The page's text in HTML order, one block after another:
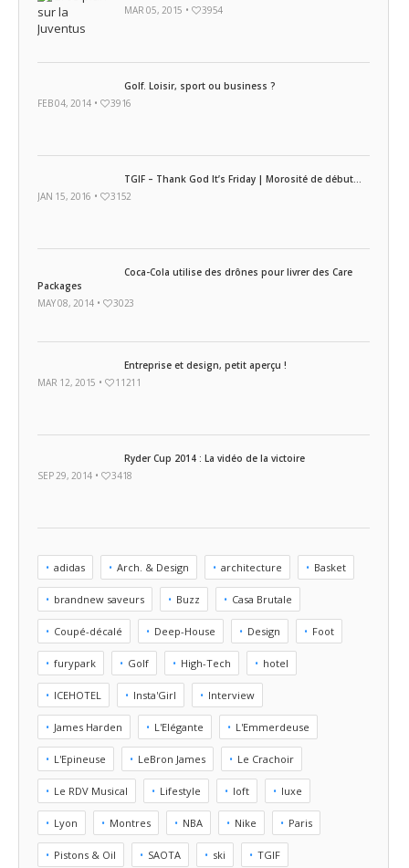
MAR 05, 2015 •
3954
Golf. Loisir, sport ou business ?
FEB 04, 2014 •
3916
TGIF – Thank God It’s Friday | Morosité de début...
JAN 15, 2016 •
3152
Coca-Cola utilise des drônes pour livrer des Care
Packages
MAY 08, 2014 •
3023
Entreprise et design, petit aperçu !
MAR 12, 2015 •
11211
Ryder Cup 2014 : La vidéo de la victoire
SEP 29, 2014 •
3418
adidas Arch. & Design architecture Basket
brandnew saveurs Buzz Casa Brutale
Coupé-décalé Deep-House Design Foot
furypark Golf High-Tech hotel
ICEHOTEL Insta'Girl Interview
James Harden L'Elégante L'Emmerdeuse
L'Epineuse LeBron James Le Crachoir
Le RDV Musical Lifestyle loft luxe
Lyon Montres NBA Nike Paris
Pistons & Oil SAOTA ski TGIF